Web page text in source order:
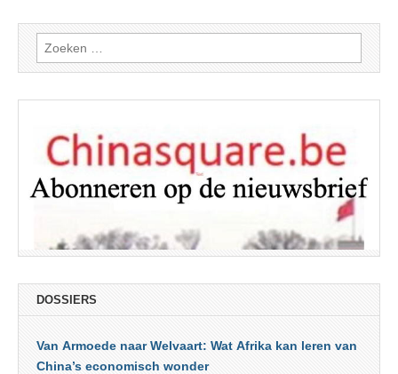
Zoeken
naar:
DOSSIERS
Van Armoede naar Welvaart: Wat Afrika kan leren van
China’s economisch wonder